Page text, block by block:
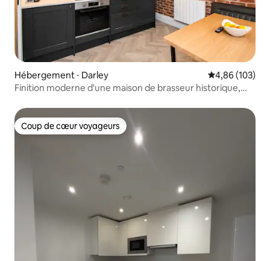
Hébergement ⋅ Darley Évaluation
4,86 (103)
Finition moderne d'une maison de brasseur historique,
Coup de cœur voyageurs
Coup de cœur voyageurs